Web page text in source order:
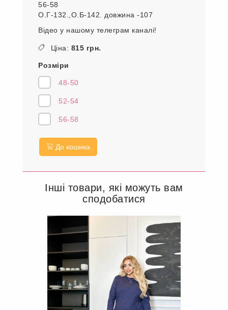
56-58
О.Г-132.,О.Б-142. довжина -107
Відео у нашому телеграм каналі!
Ціна: 815 грн.
Розміри
48-50
52-54
56-58
До кошика
Інші товари, які можуть вам
сподобатися